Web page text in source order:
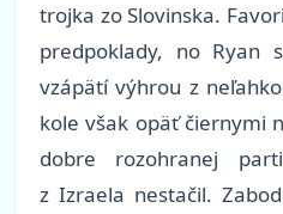
trojka zo Slovinska.
predpoklady, no
vzápätí výhrou z
kole však opäť čiernymi
dobre rozohranej
z Izraela nestačil.